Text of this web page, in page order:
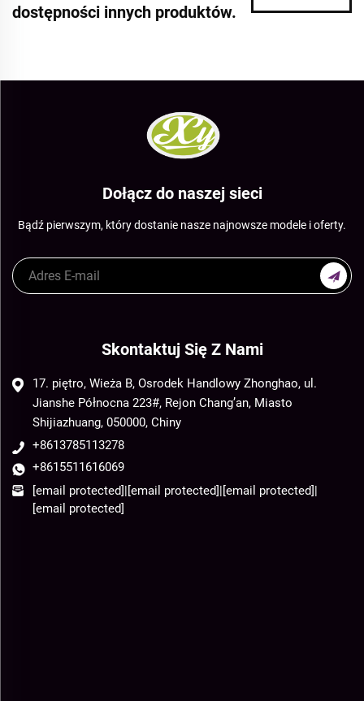
dostępności innych produktów.
Dołącz do naszej sieci
Bądź pierwszym, który dostanie nasze najnowsze modele i oferty.
Skontaktuj Się Z Nami
17. piętro, Wieża B, Osrodek Handlowy Zhonghao, ul.
Jianshe Północna 223#, Rejon Chang’an, Miasto
Shijiazhuang, 050000, Chiny
+8613785113278
+8615511616069
[email protected]|[email protected]|[email protected]|
[email protected]